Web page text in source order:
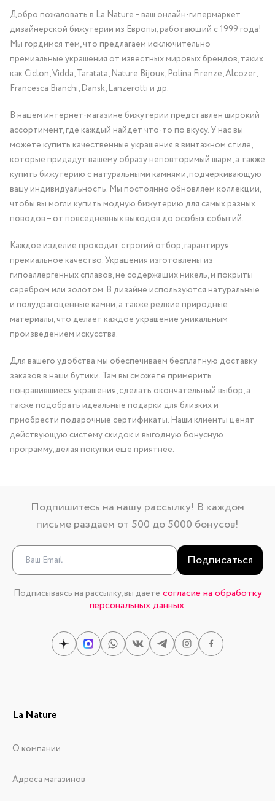
Добро пожаловать в La Nature – ваш онлайн-гипермаркет
дизайнерской бижутерии из Европы, работающий с 1999 года!
Мы гордимся тем, что предлагаем исключительно
премиальные украшения от известных мировых брендов, таких
как Ciclon, Vidda, Taratata, Nature Bijoux, Polina Firenze, Alcozer,
Francesca Bianchi, Dansk, Lanzerotti и др.
В нашем интернет-магазине бижутерии представлен широкий
ассортимент, где каждый найдет что-то по вкусу. У нас вы
можете купить качественные украшения в винтажном стиле,
которые придадут вашему образу неповторимый шарм, а также
купить бижутерию с натуральными камнями, подчеркивающую
вашу индивидуальность. Мы постоянно обновляем коллекции,
чтобы вы могли купить модную бижутерию для самых разных
поводов – от повседневных выходов до особых событий.
Каждое изделие проходит строгий отбор, гарантируя
премиальное качество. Украшения изготовлены из
гипоаллергенных сплавов, не содержащих никель, и покрыты
серебром или золотом. В дизайне используются натуральные
и полудрагоценные камни, а также редкие природные
материалы, что делает каждое украшение уникальным
произведением искусства.
Для вашего удобства мы обеспечиваем бесплатную доставку
заказов в наши бутики. Там вы сможете примерить
понравившиеся украшения, сделать окончательный выбор, а
также подобрать идеальные подарки для близких и
приобрести подарочные сертификаты. Наши клиенты ценят
действующую систему скидок и выгодную бонусную
программу, делая покупки еще приятнее.
Подпишитесь на нашу рассылку! В каждом
письме раздаем от 500 до 5000 бонусов!
Подписаться
Подписываясь на рассылку, вы даете согласие на обработку
персональных данных.
La Nature
О компании
Адреса магазинов